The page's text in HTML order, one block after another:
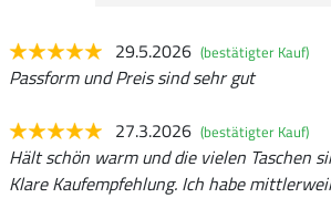
29.5.2026 (bestätigter Kauf)
Passform und Preis sind sehr gut
27.3.2026 (bestätigter Kauf)
Hält schön warm und die vielen Taschen
Klare Kaufempfehlung. Ich habe